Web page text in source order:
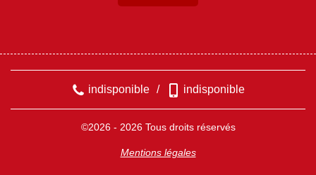
indisponible / indisponible
©2026 - 2026 Tous droits réservés
Mentions légales